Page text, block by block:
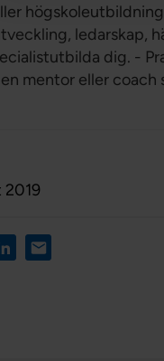
ledarskap,
dig. -
mentor eller coach
2019